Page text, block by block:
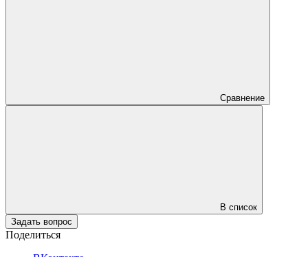
Сравнение
В список
Задать вопрос
Поделиться